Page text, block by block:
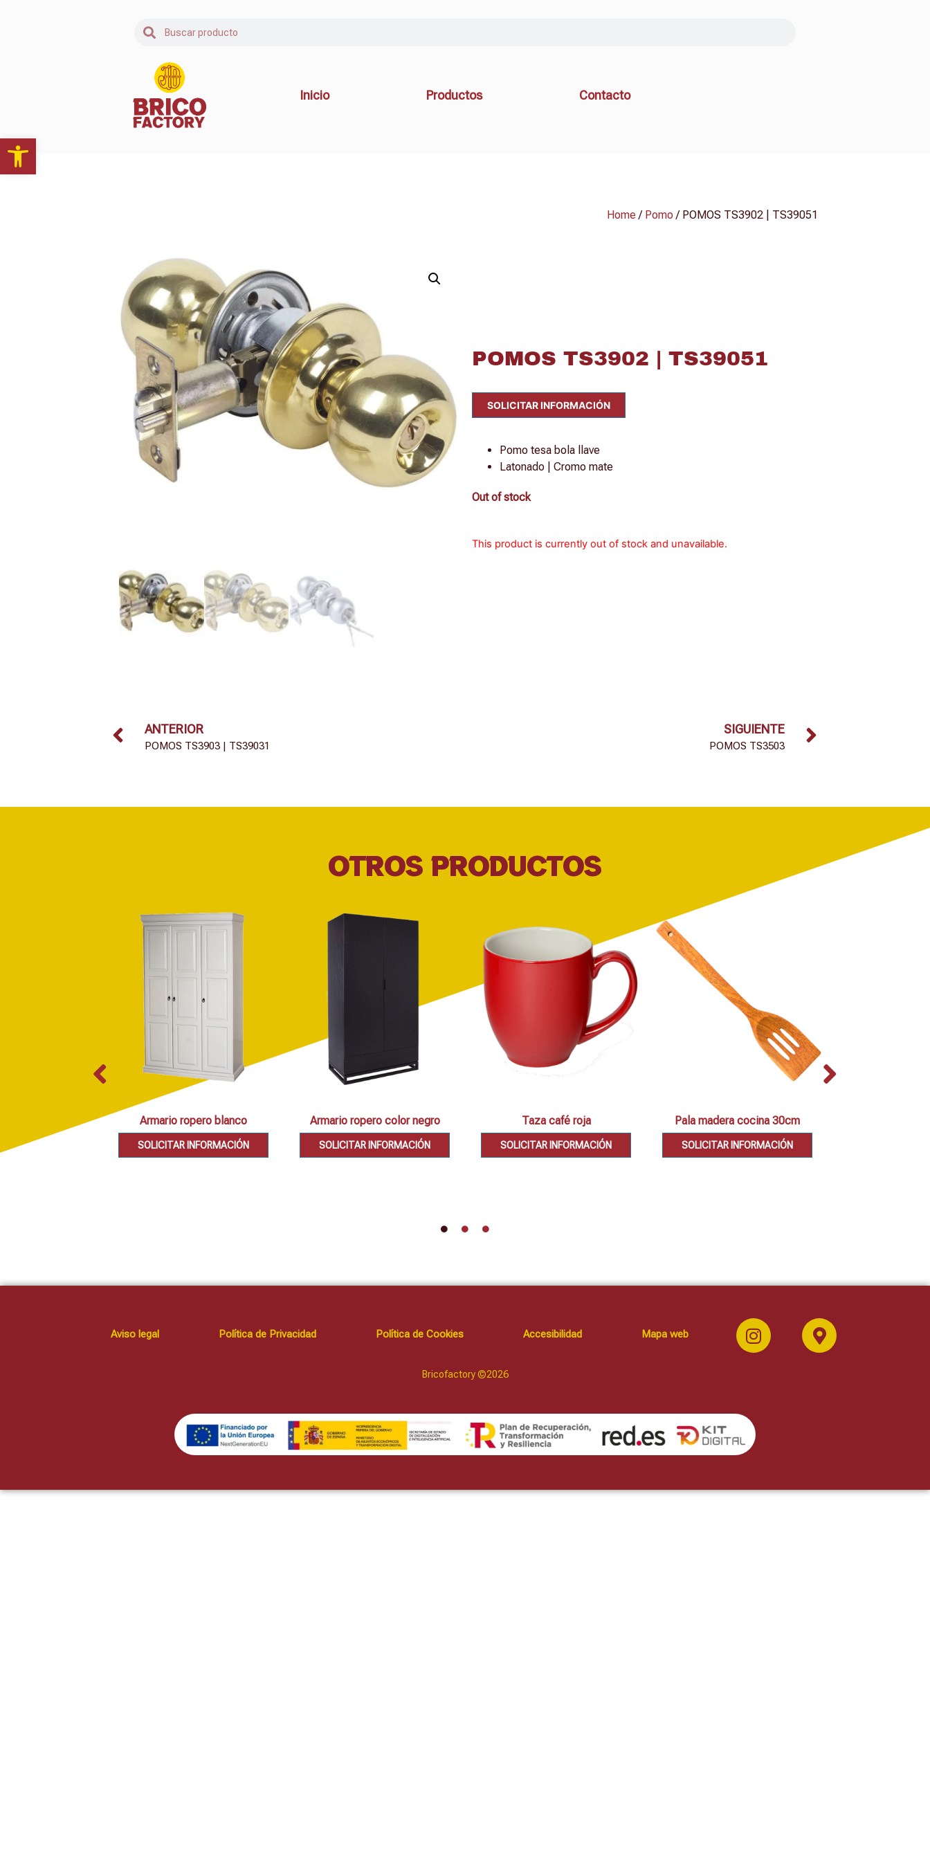
Abrir barra de herramientas
Inicio Productos Contacto
Home/ Pomo/ POMOS TS3902 | TS39051
POMOS TS3902 | TS39051
SOLICITAR INFORMACIÓN
Pomo tesa bola llave
Latonado | Cromo mate
Out of stock
This product is currently out of stock and unavailable.
ANTERIOR
POMOS TS3903 | TS39031
SIGUIENTE
POMOS TS3503
OTROS PRODUCTOS
Armario ropero blanco
SOLICITAR INFORMACIÓN
Armario ropero color negro
SOLICITAR INFORMACIÓN
Taza café roja
SOLICITAR INFORMACIÓN
Pala madera cocina 30cm
SOLICITAR INFORMACIÓN
Aviso legal Política de Privacidad Política de Cookies Accesibilidad Mapa web
Bricofactory ©2026